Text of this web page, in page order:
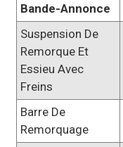
Bande-Annonce
Suspension De
Remorque Et
Essieu Avec
Freins
Barre De
Remorquage